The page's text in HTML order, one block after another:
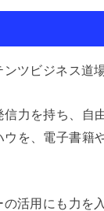
ツビジネス道
力を持ち、自
ウを、電子書籍
活用にも力を